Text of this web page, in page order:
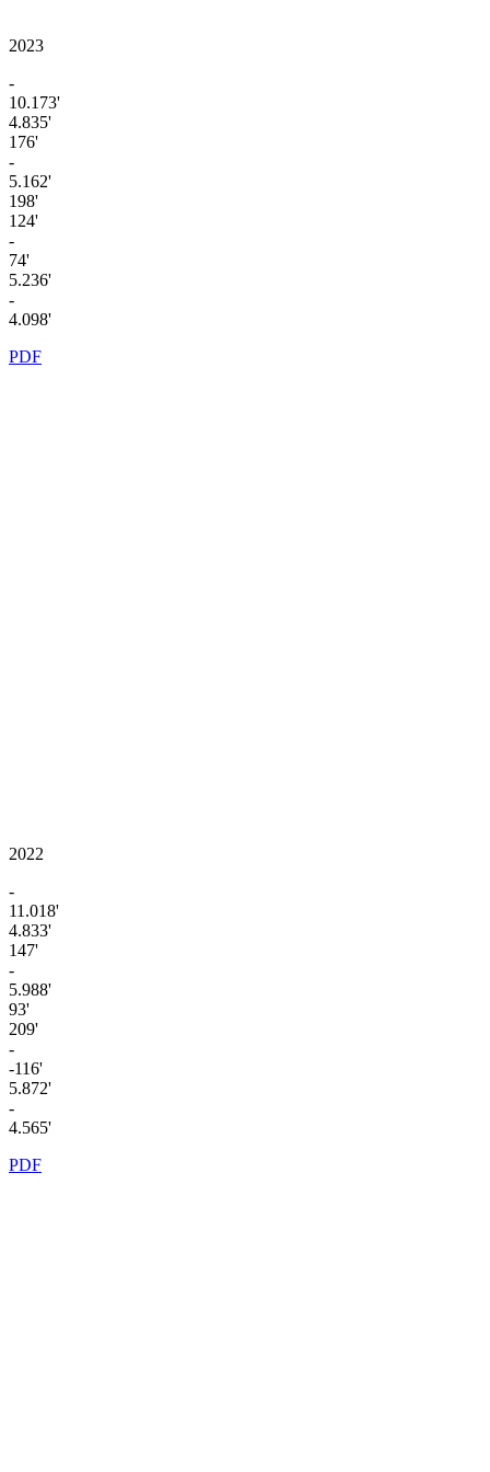
2023
-
10.173'
4.835'
176'
-
5.162'
198'
124'
-
74'
5.236'
-
4.098'
PDF
2022
-
11.018'
4.833'
147'
-
5.988'
93'
209'
-
-116'
5.872'
-
4.565'
PDF